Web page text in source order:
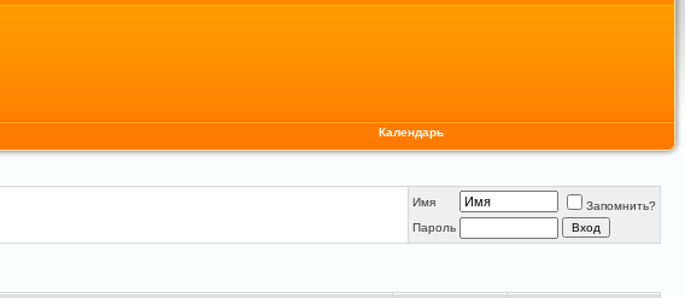
Календарь
Имя
Запомнить?
Пароль